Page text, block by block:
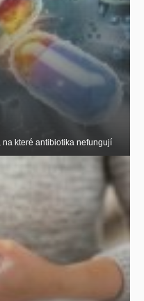
na které antibiotika nefungují